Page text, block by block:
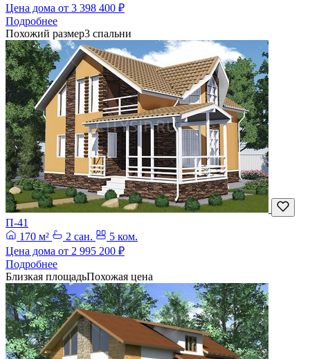
Цена дома от 3 398 400 ₽
Подробнее
Похожий размер3 спальни
П-41
170 м²
2 сан.
5 ком.
Цена дома от 2 995 200 ₽
Подробнее
Близкая площадьПохожая цена